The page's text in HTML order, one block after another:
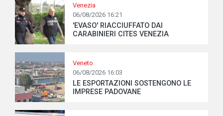
Venezia
06/08/2026 16:21
'EVASO' RIACCIUFFATO DAI
CARABINIERI CITES VENEZIA
Veneto
06/08/2026 16:03
LE ESPORTAZIONI SOSTENGONO LE
IMPRESE PADOVANE